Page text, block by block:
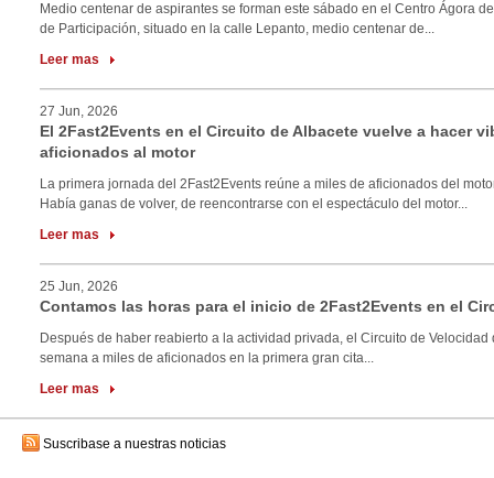
Medio centenar de aspirantes se forman este sábado en el Centro Ágora
de Participación, situado en la calle Lepanto, medio centenar de...
Leer mas
27 Jun, 2026
El 2Fast2Events en el Circuito de Albacete vuelve a hacer
aficionados al motor
La primera jornada del 2Fast2Events reúne a miles de aficionados del
Había ganas de volver, de reencontrarse con el espectáculo del motor...
Leer mas
25 Jun, 2026
Contamos las horas para el inicio de 2Fast2Events en el
Después de haber reabierto a la actividad privada, el Circuito de Velocidad
semana a miles de aficionados en la primera gran cita...
Leer mas
Suscribase a nuestras noticias